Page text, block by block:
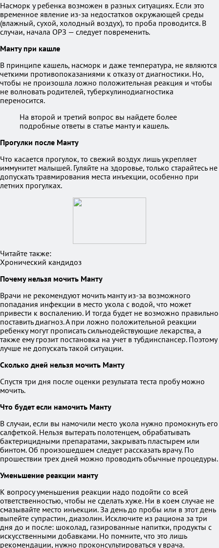
Насморк у ребенка возможен в разных ситуациях. Если это
временное явление из-за недостатков окружающей среды
(влажный, сухой, холодный воздух), то проба проводится. В
случаи, начала ОРЗ — следует повременить.
Манту при кашле
В принципе кашель, насморк и даже температура, не являются
четкими противопоказаниями к отказу от диагностики. Но,
чтобы не произошла ложно положительная реакция и чтобы
не волновать родителей, туберкулинодиагностика
переносится.
На второй и третий вопрос вы найдете более
подробные ответы в статье манту и кашель.
Прогулки после Манту
Что касается прогулок, то свежий воздух лишь укрепляет
иммунитет малышей. Гуляйте на здоровье, только старайтесь не
допускать травмирования места инъекции, особенно при
летних прогулках.
Читайте также:
Хронический кандидоз
Почему нельзя мочить Манту
Врачи не рекомендуют мочить манту из-за возможного
попадания инфекции в место укола с водой, что может
привести к воспалению. И тогда будет не возможно правильно
поставить диагноз. А при ложно положительной реакции
ребенку могут прописать сильнодействующие лекарства, а
также ему грозит постановка на учет в тубдинспансер. Поэтому
лучше не допускать такой ситуации.
Сколько дней нельзя мочить Манту
Спустя три дня после оценки результата теста пробу можно
мочить.
Что будет если намочить Манту
В случаи, если вы намочили место укола нужно промокнуть его
салфеткой. Нельзя вытерать полотенцем, обрабатывать
бактерицидными препаратами, закрывать пластырем или
бинтом. Об произошедшем следует рассказать врачу. По
прошествии трех дней можно проводить обычные процедуры.
Уменьшение реакции манту
К вопросу уменьшения реакции надо подойти со всей
ответственностью, чтобы не сделать хуже. Ни в коем случае не
смазывайте место инъекции. За день до пробы или в этот день
выпейте супрастин, диазолин. Исключите из рациона за три
дня до и после: шоколад, газированные напитки, продукты с
искусственными добавками. Но помните, что это лишь
рекомендации, нужно проконсультироваться у врача.